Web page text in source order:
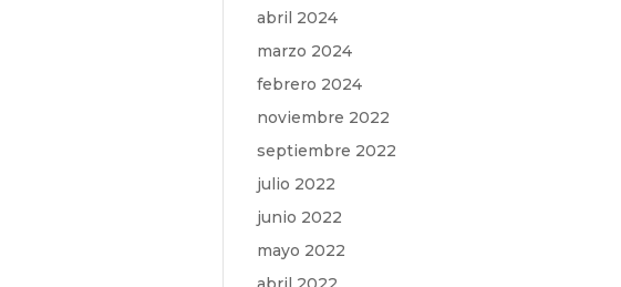
abril 2024
marzo 2024
febrero 2024
noviembre 2022
septiembre 2022
julio 2022
junio 2022
mayo 2022